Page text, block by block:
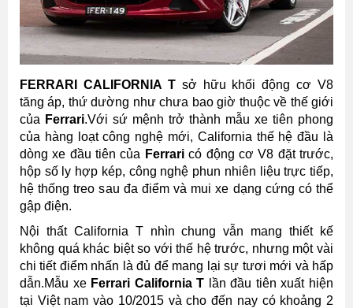
FERRARI CALIFORNIA Tsở hữu khối động cơ V8
tăng áp, thứ dường như chưa bao giờ thuộc về thế giới
của Ferrari.Với sứ mệnh trở thành mẫu xe tiên phong
của hàng loạt công nghệ mới, California thế hệ đầu là
dòng xe đầu tiên của Ferraricó động cơ V8 đặt trước,
hộp số ly hợp kép, công nghệ phun nhiên liệu trực tiếp,
hệ thống treo sau đa điểm và mui xe dạng cứng có thể
gập điện.
Nội thất California T nhìn chung vẫn mang thiết kế
không quá khác biệt so với thế hệ trước, nhưng một vài
chi tiết điểm nhấn là đủ để mang lại sự tươi mới và hấp
dẫn.Mẫu xe Ferrari California T lần đầu tiên xuất hiện
tại Việt nam vào 10/2015 và cho đến nay có khoảng 2